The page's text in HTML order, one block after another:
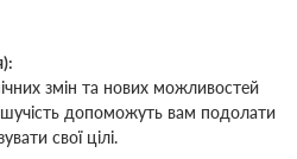
змін та нових можливостей
допоможуть вам подолати
свої цілі.